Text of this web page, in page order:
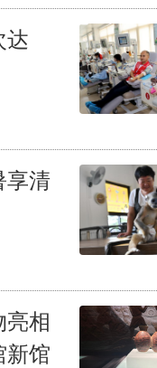
达
享清
亮相
新馆